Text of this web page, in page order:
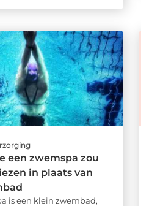
een zwemspa zou
in plaats van
is een klein zwembad,